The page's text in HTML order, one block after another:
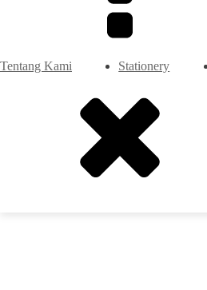
Tentang Kami
Stationery